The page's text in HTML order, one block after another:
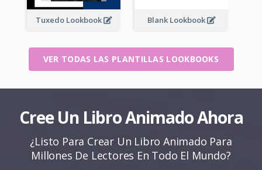
Tuxedo Lookbook Blank Lookbook
VER TODAS LAS PLANTILLAS LOOKBOOKS
Cree Un Libro Animado Ahora
¿Listo Para Crear Un Libro Animado Para
Millones De Lectores En Todo El Mundo?